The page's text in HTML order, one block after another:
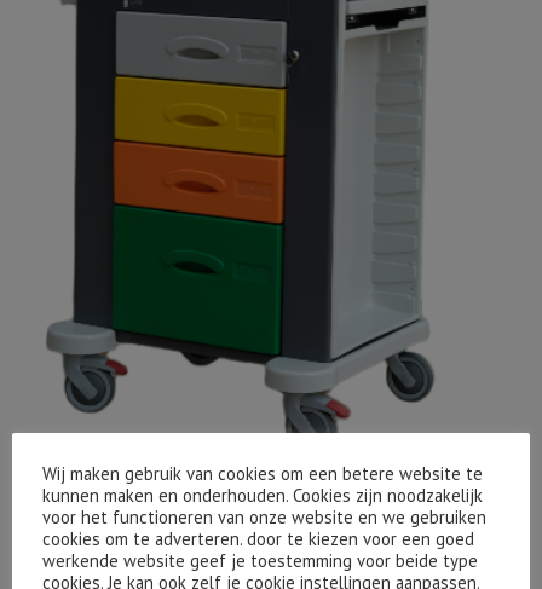
Wij maken gebruik van cookies om een betere website te
kunnen maken en onderhouden. Cookies zijn noodzakelijk
voor het functioneren van onze website en we gebruiken
cookies om te adverteren. door te kiezen voor een goed
werkende website geef je toestemming voor beide type
cookies. Je kan ook zelf je cookie instellingen aanpassen.